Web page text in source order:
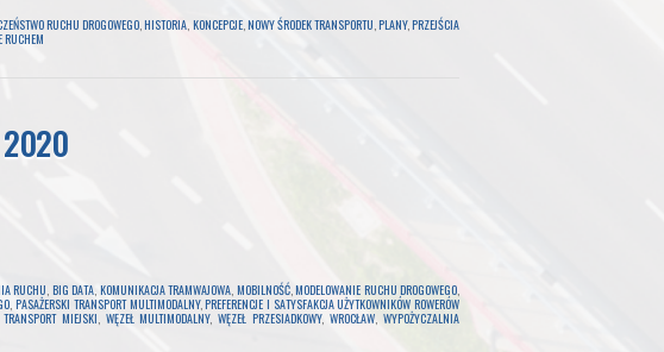
RUCHU DROGOWEGO,HISTORIA, KONCEPCJE,NOWY ŚRODEK TRANSPORTU,PLANY,PRZEJŚCIA
RUCHEM
2020
RUCHU, BIG DATA, KOMUNIKACJA TRAMWAJOWA, MOBILNOŚĆ,MODELOWANIE RUCHU DROGOWEGO,
,PASAŻERSKI TRANSPORT MULTIMODALNY,PREFERENCJE I SATYSFAKCJA UŻYTKOWNIKÓW ROWERÓW
TRANSPORT MIEJSKI, WĘZEŁ MULTIMODALNY,WĘZEŁ PRZESIADKOWY,WROCŁAW,WYPOŻYCZALNIA